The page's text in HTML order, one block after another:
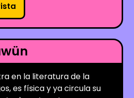
en la literatura de la
es física y ya circula su